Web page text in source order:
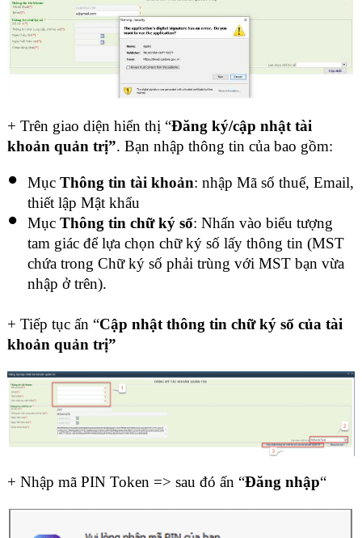
+ Trên giao diện hiển thị “Đăng ký/cập nhật tài
khoản quản trị”. Bạn nhập thông tin của bao gồm:
Mục Thông tin tài khoản: nhập Mã số thuế, Email,
thiết lập Mật khẩu
Mục Thông tin chữ ký số: Nhấn vào biểu tượng
tam giác để lựa chọn chữ ký số lấy thông tin (MST
chứa trong Chữ ký số phải trùng với MST bạn vừa
nhập ở trên).
+ Tiếp tục ấn “Cập nhật thông tin chữ ký số của tài
khoản quản trị”
+ Nhập mã PIN Token => sau đó ấn “Đăng nhập“